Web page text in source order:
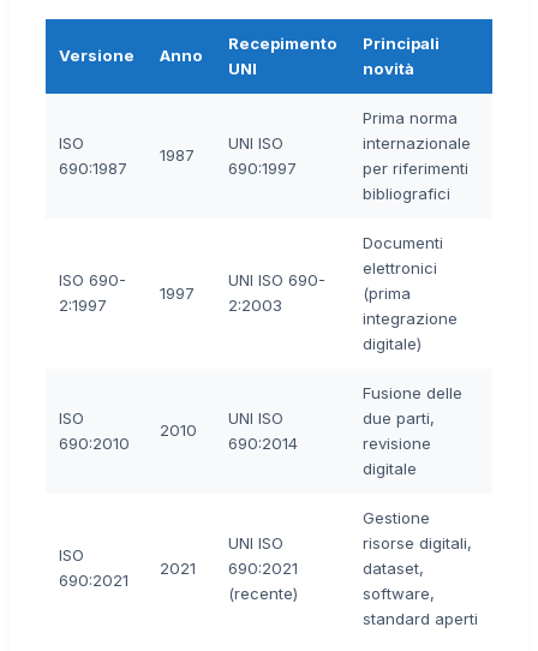
Versione Anno
Recepimento
UNI
Principali
novità
ISO
690:1987
1987
UNI ISO
690:1997
Prima norma
internazionale
per riferimenti
bibliografici
ISO 690-
2:1997
1997
UNI ISO 690-
2:2003
Documenti
elettronici
(prima
integrazione
digitale)
ISO
690:2010
2010
UNI ISO
690:2014
Fusione delle
due parti,
revisione
digitale
ISO
690:2021
2021
UNI ISO
690:2021
(recente)
Gestione
risorse digitali,
dataset,
software,
standard aperti